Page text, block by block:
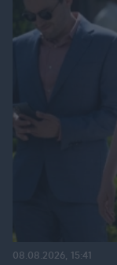
08.08.2026, 15:41